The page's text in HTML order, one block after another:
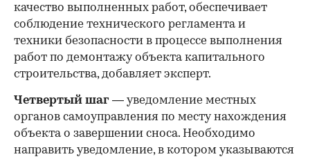
качество выполненных работ, обеспечивает
соблюдение технического регламента и
техники безопасности в процессе выполнения
работ по демонтажу объекта капитального
строительства, добавляет эксперт.
Четвертый шаг — уведомление местных
органов самоуправления по месту нахождения
объекта о завершении сноса. Необходимо
направить уведомление, в котором указываются